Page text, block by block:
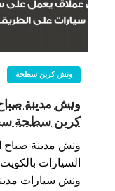
ونش كرين سطحة
كرين سطحة
ونش مدينة صباح
السيارات
ونش سيارات